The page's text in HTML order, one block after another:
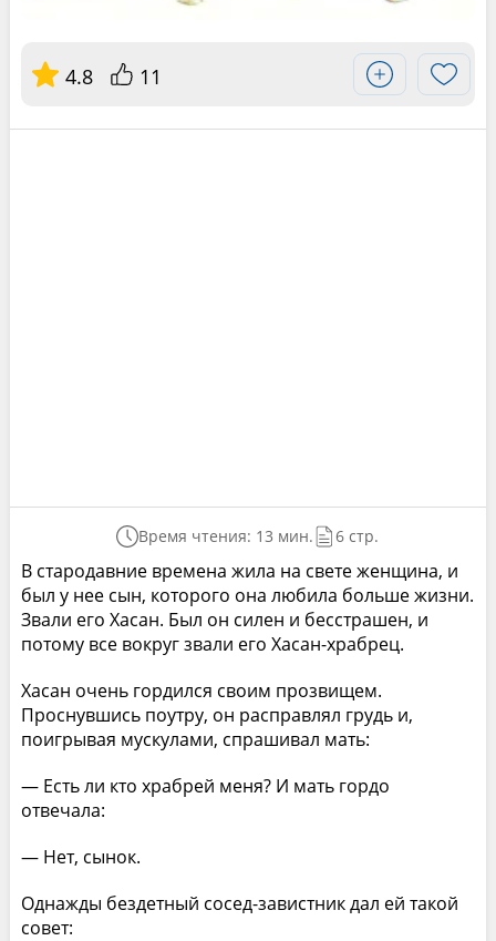
4.8 11
Время чтения: 13 мин. 6 стр.
В стародавние времена жила на свете женщина, и
был у нее сын, которого она любила больше жизни.
Звали его Хасан. Был он силен и бесстрашен, и
потому все вокруг звали его Хасан-храбрец.
Хасан очень гордился своим прозвищем.
Проснувшись поутру, он расправлял грудь и,
поигрывая мускулами, спрашивал мать:
— Есть ли кто храбрей меня? И мать гордо
отвечала:
— Нет, сынок.
Однажды бездетный сосед-завистник дал ей такой
совет: